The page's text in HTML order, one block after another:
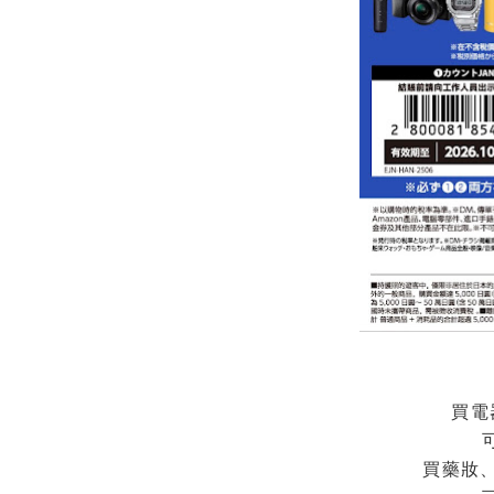
買電
買藥妝